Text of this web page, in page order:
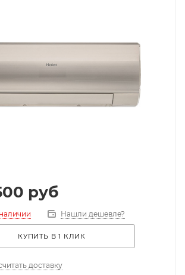
руб
Нашли дешевле?
КУПИТЬ В 1 КЛИК
доставку